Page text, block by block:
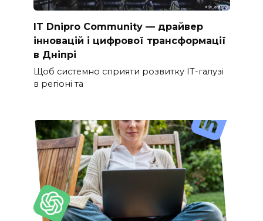
IT Dnipro Community — драйвер
інновацій і цифрової трансформації
в Дніпрі
Щоб системно сприяти розвитку ІТ-галузі
в регіоні та